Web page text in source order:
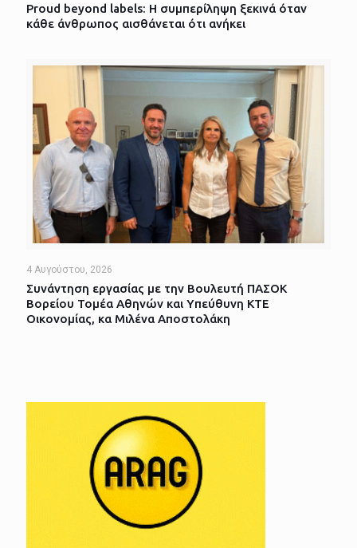
Proud beyond labels: Η συμπερίληψη ξεκινά όταν
κάθε άνθρωπος αισθάνεται ότι ανήκει
4 Αυγούστου, 2026
Συνάντηση εργασίας με την Βουλευτή ΠΑΣΟΚ
Βορείου Τομέα Αθηνών και Υπεύθυνη ΚΤΕ
Οικονομίας, κα Μιλένα Αποστολάκη